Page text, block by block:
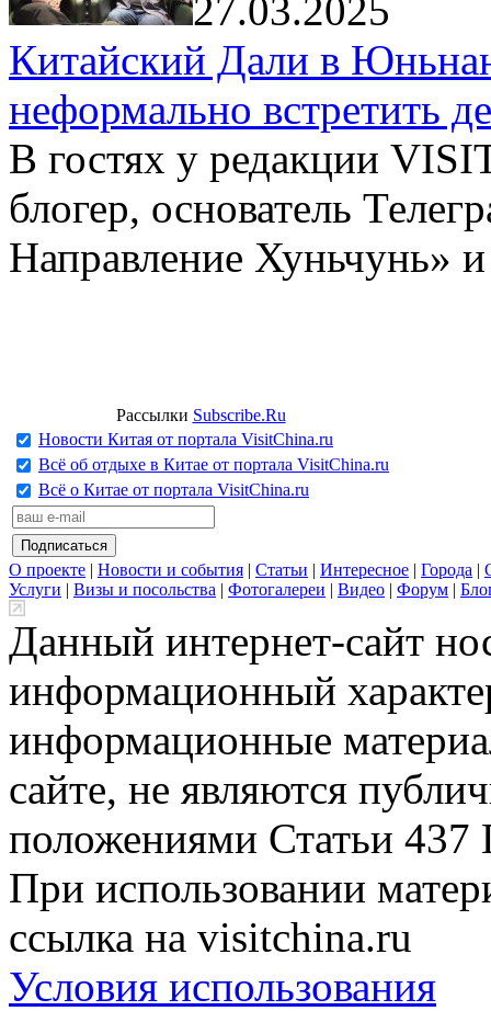
27.03.2025
Китайский Дали в
неформально встретить
В гостях у редакции
блогер, основатель
Направление Хуньчунь»
Рассылки Subscribe.Ru
Новости Китая от портала VisitChina.ru
Всё об отдыхе в Китае от портала VisitChina.ru
Всё о Китае от портала VisitChina.ru
О проекте | Новости и события | Статьи | Интересное | Города |
Услуги | Визы и посольства | Фотогалереи | Видео | Форум |
Данный интернет-сайт
информационный
информационные
сайте, не являются
положениями Статьи 437
При использовании
ссылка на visitchina.ru
Условия использования